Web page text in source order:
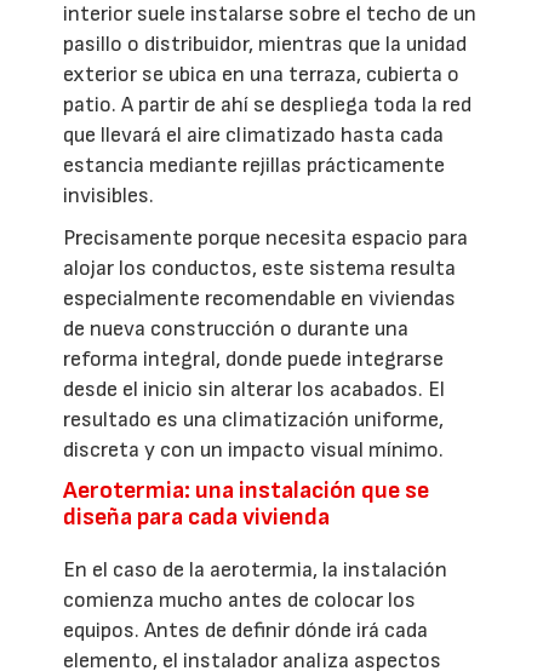
interior suele instalarse sobre el techo de un
pasillo o distribuidor, mientras que la unidad
exterior se ubica en una terraza, cubierta o
patio. A partir de ahí se despliega toda la red
que llevará el aire climatizado hasta cada
estancia mediante rejillas prácticamente
invisibles.
Precisamente porque necesita espacio para
alojar los conductos, este sistema resulta
especialmente recomendable en viviendas
de nueva construcción o durante una
reforma integral, donde puede integrarse
desde el inicio sin alterar los acabados. El
resultado es una climatización uniforme,
discreta y con un impacto visual mínimo.
Aerotermia: una instalación que se
diseña para cada vivienda
En el caso de la aerotermia, la instalación
comienza mucho antes de colocar los
equipos. Antes de definir dónde irá cada
elemento, el instalador analiza aspectos